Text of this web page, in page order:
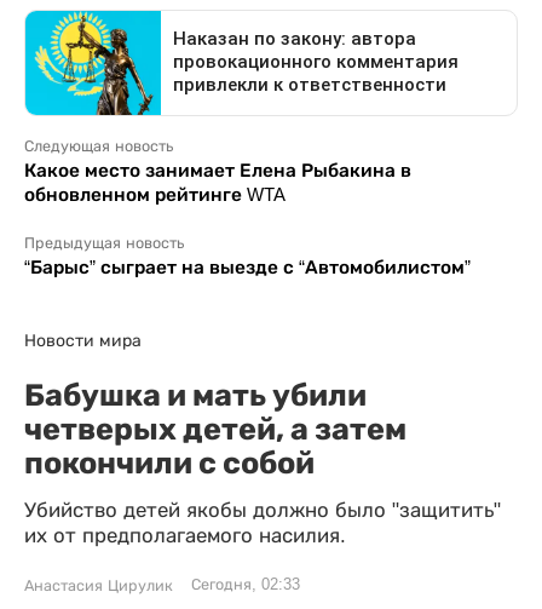
Следующая новость
Какое место занимает Елена Рыбакина в
обновленном рейтинге WTA
Предыдущая новость
“Барыс” сыграет на выезде с “Автомобилистом”
Новости мира
Бабушка и мать убили
четверых детей, а затем
покончили с собой
Убийство детей якобы должно было "защитить"
их от предполагаемого насилия.
Анастасия Цирулик Сегодня, 02:33